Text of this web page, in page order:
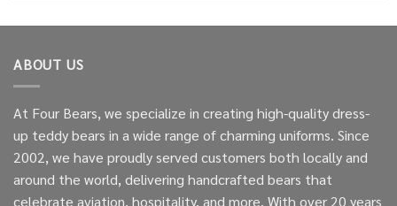
ABOUT US
At Four Bears, we specialize in creating high-quality dress-
up teddy bears in a wide range of charming uniforms. Since
2002, we have proudly served customers both locally and
around the world, delivering handcrafted bears that
celebrate aviation, hospitality, and more. With over 20 years